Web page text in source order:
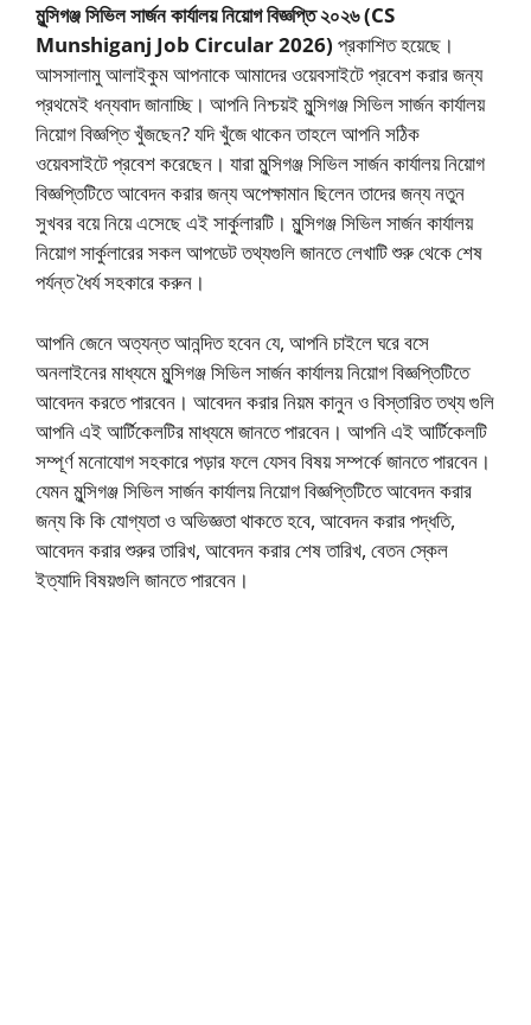
মুন্সিগঞ্জ সিভিল সার্জন কার্যালয় নিয়োগ বিজ্ঞপ্তি ২০২৬ (CS
Munshiganj Job Circular 2026) প্রকাশিত হয়েছে।
আসসালামু আলাইকুম আপনাকে আমাদের ওয়েবসাইটে প্রবেশ করার জন্য
প্রথমেই ধন্যবাদ জানাচ্ছি। আপনি নিশ্চয়ই মুন্সিগঞ্জ সিভিল সার্জন কার্যালয়
নিয়োগ বিজ্ঞপ্তি খুঁজছেন? যদি খুঁজে থাকেন তাহলে আপনি সঠিক
ওয়েবসাইটে প্রবেশ করেছেন। যারা মুন্সিগঞ্জ সিভিল সার্জন কার্যালয় নিয়োগ
বিজ্ঞপ্তিটিতে আবেদন করার জন্য অপেক্ষামান ছিলেন তাদের জন্য নতুন
সুখবর বয়ে নিয়ে এসেছে এই সার্কুলারটি। মুন্সিগঞ্জ সিভিল সার্জন কার্যালয়
নিয়োগ সার্কুলারের সকল আপডেট তথ্যগুলি জানতে লেখাটি শুরু থেকে শেষ
পর্যন্ত ধৈর্য সহকারে করুন।
আপনি জেনে অত্যন্ত আনন্দিত হবেন যে, আপনি চাইলে ঘরে বসে
অনলাইনের মাধ্যমে মুন্সিগঞ্জ সিভিল সার্জন কার্যালয় নিয়োগ বিজ্ঞপ্তিটিতে
আবেদন করতে পারবেন। আবেদন করার নিয়ম কানুন ও বিস্তারিত তথ্য গুলি
আপনি এই আর্টিকেলটির মাধ্যমে জানতে পারবেন। আপনি এই আর্টিকেলটি
সম্পূর্ণ মনোযোগ সহকারে পড়ার ফলে যেসব বিষয় সম্পর্কে জানতে পারবেন।
যেমন মুন্সিগঞ্জ সিভিল সার্জন কার্যালয় নিয়োগ বিজ্ঞপ্তিটিতে আবেদন করার
জন্য কি কি যোগ্যতা ও অভিজ্ঞতা থাকতে হবে, আবেদন করার পদ্ধতি,
আবেদন করার শুরুর তারিখ, আবেদন করার শেষ তারিখ, বেতন স্কেল
ইত্যাদি বিষয়গুলি জানতে পারবেন।